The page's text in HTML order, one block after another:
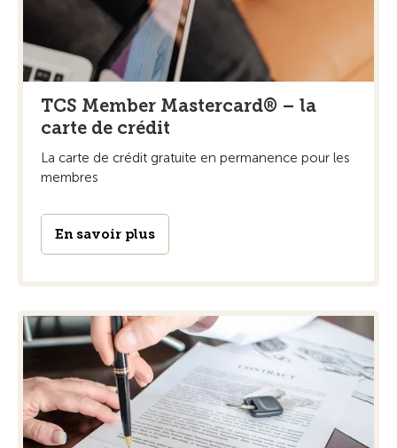
TCS Member Mastercard® – la
carte de crédit
La carte de crédit gratuite en permanence pour les
membres
En savoir plus